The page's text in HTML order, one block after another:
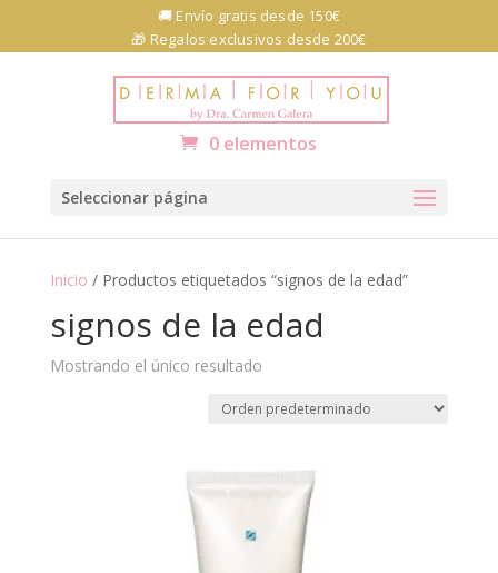
Abrir barra de herramientas
🚚 Envío gratis desde 150€
🎁 Regalos exclusivos desde 200€
0 elementos
Seleccionar página
Inicio / Productos etiquetados “signos de la edad”
signos de la edad
Mostrando el único resultado